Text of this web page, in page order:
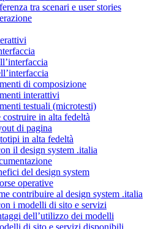
tra scenari e user stories
di composizione
interattivi
testuali (microtesti)
costruire in alta fedeltà
di pagina
in alta fedeltà
il design system .italia
del design system
operative
contribuire al design system .italia
i modelli di sito e servizi
dell’utilizzo dei modelli
di sito e servizi disponibili